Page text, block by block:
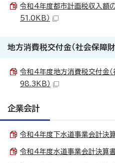
令和4年度都市計画税収入額の
51.0KB）
地方消費税交付金（社会保障
令和4年度地方消費税交付金（
98.3KB）
企業会計
令和4年度下水道事業会計決
令和4年度水道事業会計決算